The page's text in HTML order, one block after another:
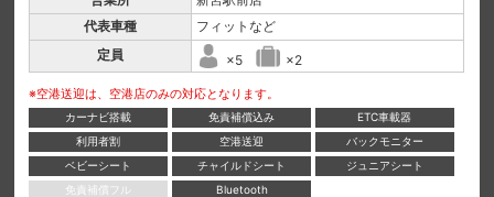
代表車種
フィットなど
定員
×5 ×2
※空港送迎は、空港店のみの対応となります。
カーナビ搭載 免責補償込み
ETC車載器
利用者割
空港送迎
バックモニター
ベビーシート
チャイルドシート
ジュニアシート
免責補償フル
Bluetooth